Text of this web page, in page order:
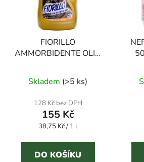
FIORILLO
AMMORBIDENTE OLIO
aviváž
hodnocení
produktu
je
5,0
z
5
Skladem (>5 ks)
128 Kč bez DPH
155 Kč
Měrná
38,75 Kč / 1 l
DO KOŠÍKU